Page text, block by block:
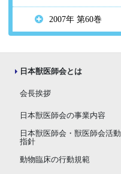
2007年 第60巻
日本獣医師会とは
会長挨拶
日本獣医師会の事業内容
日本獣医師会・獣医師会活動
指針
動物臨床の行動規範